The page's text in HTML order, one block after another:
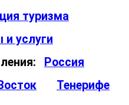
туризма
и услуги
Россия
Тенерифе